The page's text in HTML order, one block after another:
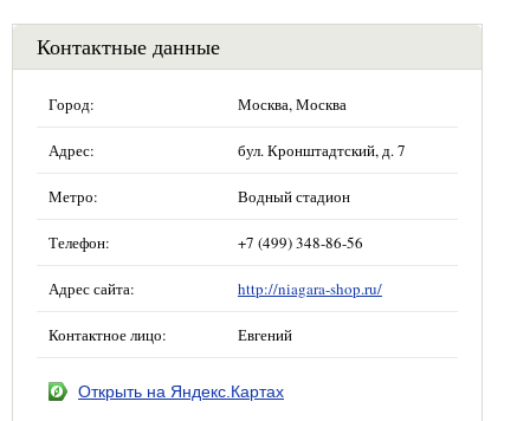
Контактные данные
Город: Москва, Москва
Адрес: бул. Кронштадтский, д. 7
Метро: Водный стадион
Телефон: +7 (499) 348-86-56
Адрес сайта: http://niagara-shop.ru/
Контактное лицо: Евгений
Открыть на Яндекс.Картах